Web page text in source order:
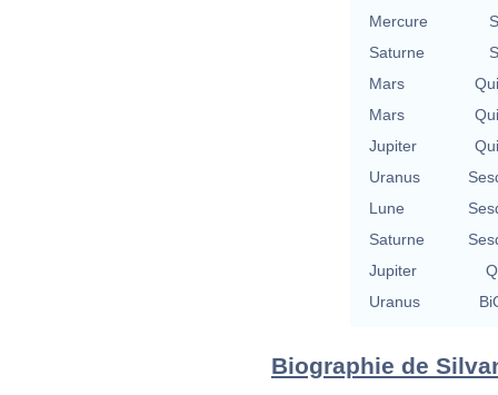
Mercure
Saturne
Mars
Mars
Jupiter
Uranus
Lune
Saturne
Jupiter
Uranus
Biographie de